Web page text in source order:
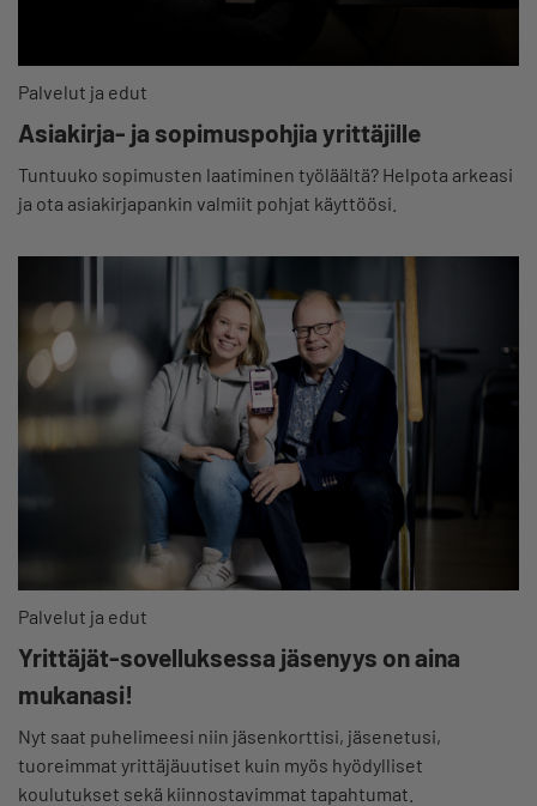
Palvelut ja edut
Asiakirja- ja sopimuspohjia yrittäjille
Tuntuuko sopimusten laatiminen työläältä? Helpota arkeasi
ja ota asiakirjapankin valmiit pohjat käyttöösi.
Palvelut ja edut
Yrittäjät-sovelluksessa jäsenyys on aina
mukanasi!
Nyt saat puhelimeesi niin jäsenkorttisi, jäsenetusi,
tuoreimmat yrittäjäuutiset kuin myös hyödylliset
koulutukset sekä kiinnostavimmat tapahtumat.